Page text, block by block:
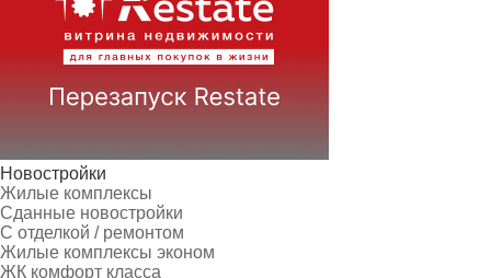
Новостройки
Жилые комплексы
Сданные новостройки
С отделкой / ремонтом
Жилые комплексы эконом
ЖК комфорт класса